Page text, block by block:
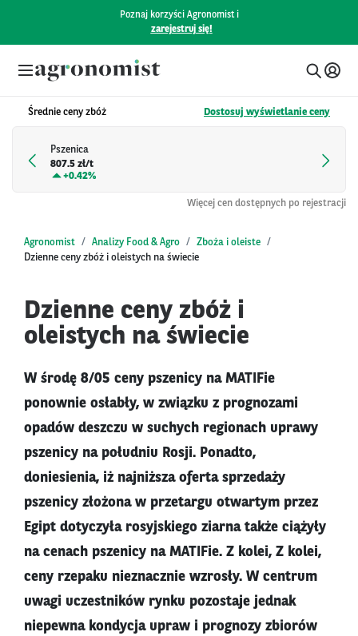
Poznaj korzyści Agronomist i
zarejestruj się!
Średnie ceny zbóż Dostosuj wyświetlanie ceny
Pszenica
807.5 zł/t
+0.42%
Więcej cen dostępnych po rejestracji
Agronomist Analizy Food & Agro
Zboża i oleiste
Dzienne ceny zbóż i oleistych na świecie
Dzienne ceny zbóż i
oleistych na świecie
W środę 8/05 ceny pszenicy na MATIFie
ponownie osłabły, w związku z prognozami
opadów deszczu w suchych regionach uprawy
pszenicy na południu Rosji. Ponadto,
doniesienia, iż najniższa oferta sprzedaży
pszenicy złożona w przetargu otwartym przez
Egipt dotyczyła rosyjskiego ziarna także ciążyły
na cenach pszenicy na MATIFie. Z kolei, Z kolei,
ceny rzepaku nieznacznie wzrosły. W centrum
uwagi uczestników rynku pozostaje jednak
niepewna kondycja upraw i prognozy zbiorów